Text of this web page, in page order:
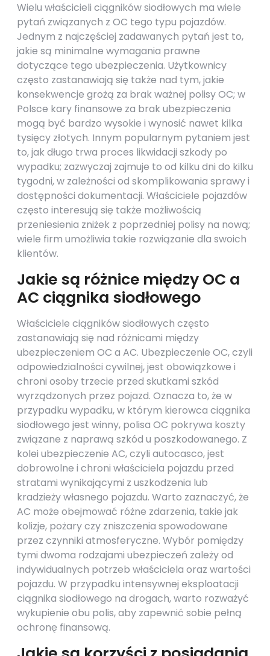
Wielu właścicieli ciągników siodłowych ma wiele
pytań związanych z OC tego typu pojazdów.
Jednym z najczęściej zadawanych pytań jest to,
jakie są minimalne wymagania prawne
dotyczące tego ubezpieczenia. Użytkownicy
często zastanawiają się także nad tym, jakie
konsekwencje grożą za brak ważnej polisy OC; w
Polsce kary finansowe za brak ubezpieczenia
mogą być bardzo wysokie i wynosić nawet kilka
tysięcy złotych. Innym popularnym pytaniem jest
to, jak długo trwa proces likwidacji szkody po
wypadku; zazwyczaj zajmuje to od kilku dni do kilku
tygodni, w zależności od skomplikowania sprawy i
dostępności dokumentacji. Właściciele pojazdów
często interesują się także możliwością
przeniesienia zniżek z poprzedniej polisy na nową;
wiele firm umożliwia takie rozwiązanie dla swoich
klientów.
Jakie są różnice między OC a
AC ciągnika siodłowego
Właściciele ciągników siodłowych często
zastanawiają się nad różnicami między
ubezpieczeniem OC a AC. Ubezpieczenie OC, czyli
odpowiedzialności cywilnej, jest obowiązkowe i
chroni osoby trzecie przed skutkami szkód
wyrządzonych przez pojazd. Oznacza to, że w
przypadku wypadku, w którym kierowca ciągnika
siodłowego jest winny, polisa OC pokrywa koszty
związane z naprawą szkód u poszkodowanego. Z
kolei ubezpieczenie AC, czyli autocasco, jest
dobrowolne i chroni właściciela pojazdu przed
stratami wynikającymi z uszkodzenia lub
kradzieży własnego pojazdu. Warto zaznaczyć, że
AC może obejmować różne zdarzenia, takie jak
kolizje, pożary czy zniszczenia spowodowane
przez czynniki atmosferyczne. Wybór pomiędzy
tymi dwoma rodzajami ubezpieczeń zależy od
indywidualnych potrzeb właściciela oraz wartości
pojazdu. W przypadku intensywnej eksploatacji
ciągnika siodłowego na drogach, warto rozważyć
wykupienie obu polis, aby zapewnić sobie pełną
ochronę finansową.